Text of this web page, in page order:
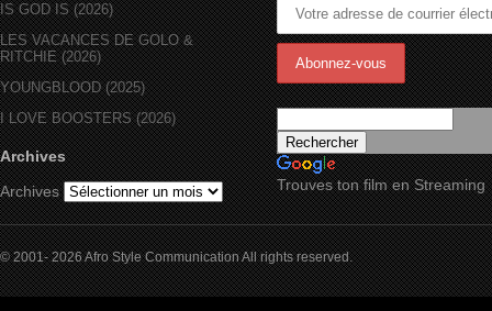
IS GOD IS (2026)
LES VACANCES DE GOLO &
RITCHIE (2026)
YOUNGBLOOD (2025)
I LOVE BOOSTERS (2026)
Archives
Archives
Trouves ton film en Streaming
© 2001- 2026 Afro Style Communication All rights reserved.